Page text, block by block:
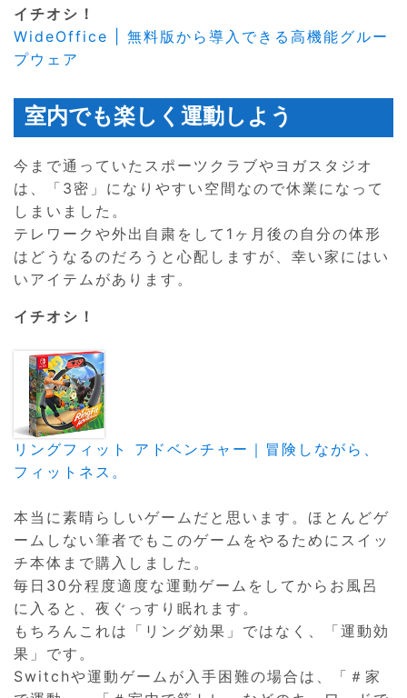
イチオシ！
WideOffice | 無料版から導入できる高機能グルー
プウェア
室内でも楽しく運動しよう
今まで通っていたスポーツクラブやヨガスタジオ
は、「3密」になりやすい空間なので休業になって
しまいました。
テレワークや外出自粛をして1ヶ月後の自分の体形
はどうなるのだろうと心配しますが、幸い家にはい
いアイテムがあります。
イチオシ！
リングフィット アドベンチャー｜冒険しながら、
フィットネス。
本当に素晴らしいゲームだと思います。ほとんどゲ
ームしない筆者でもこのゲームをやるためにスイッ
チ本体まで購入しました。
毎日30分程度適度な運動ゲームをしてからお風呂
に入ると、夜ぐっすり眠れます。
もちろんこれは「リング効果」ではなく、「運動効
果」です。
Switchや運動ゲームが入手困難の場合は、「＃家